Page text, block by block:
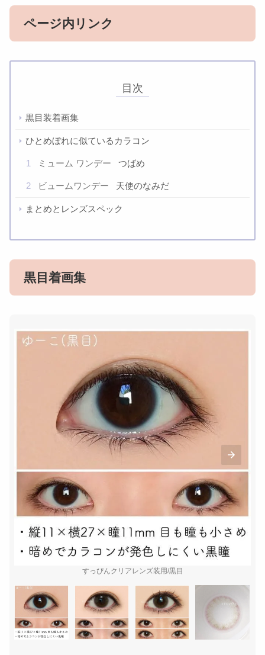
ページ内リンク
目次
黒目装着画集
ひとめぼれに似ているカラコン
1 ミューム ワンデー つばめ
2 ビュームワンデー 天使のなみだ
まとめとレンズスペック
黒目着画集
すっぴんクリアレンズ装用/黒目